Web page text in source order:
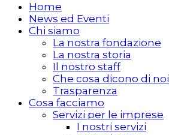
Home
News ed Eventi
Chi siamo
La nostra fondazione
La nostra storia
Il nostro staff
Che cosa dicono di noi
Trasparenza
Cosa facciamo
Servizi per le imprese
I nostri servizi